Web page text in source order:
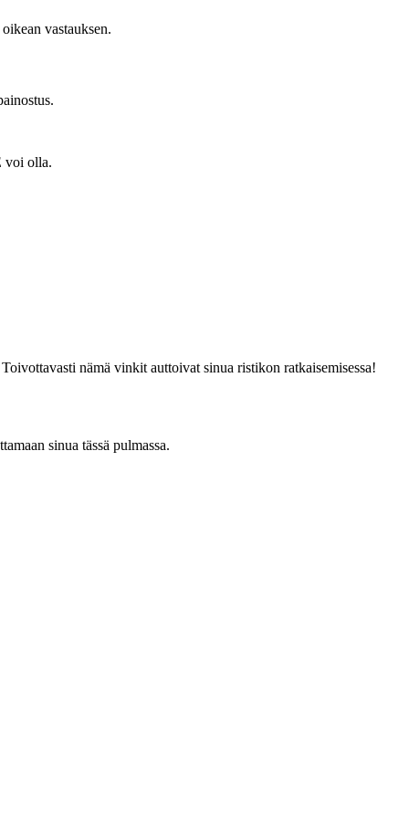
vastauksen.
voi olla.
nämä vinkit auttoivat sinua ristikon ratkaisemisessa!
sinua tässä pulmassa.